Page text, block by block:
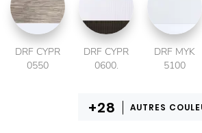
DRF CYPR
0550
DRF CYPR
0600.
DRF MYK
5100
AUTRES